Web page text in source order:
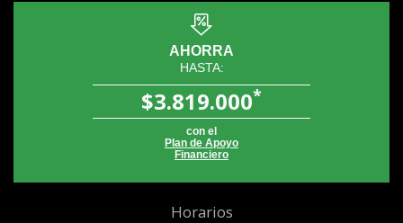
AHORRA
HASTA:
$3.819.000*
con el
Plan de Apoyo
Financiero
Horarios